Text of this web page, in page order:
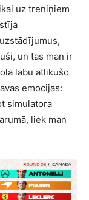
uz treniņiem
un tas man ir
labu atlikušo
emocijas:
simulatora
liek man